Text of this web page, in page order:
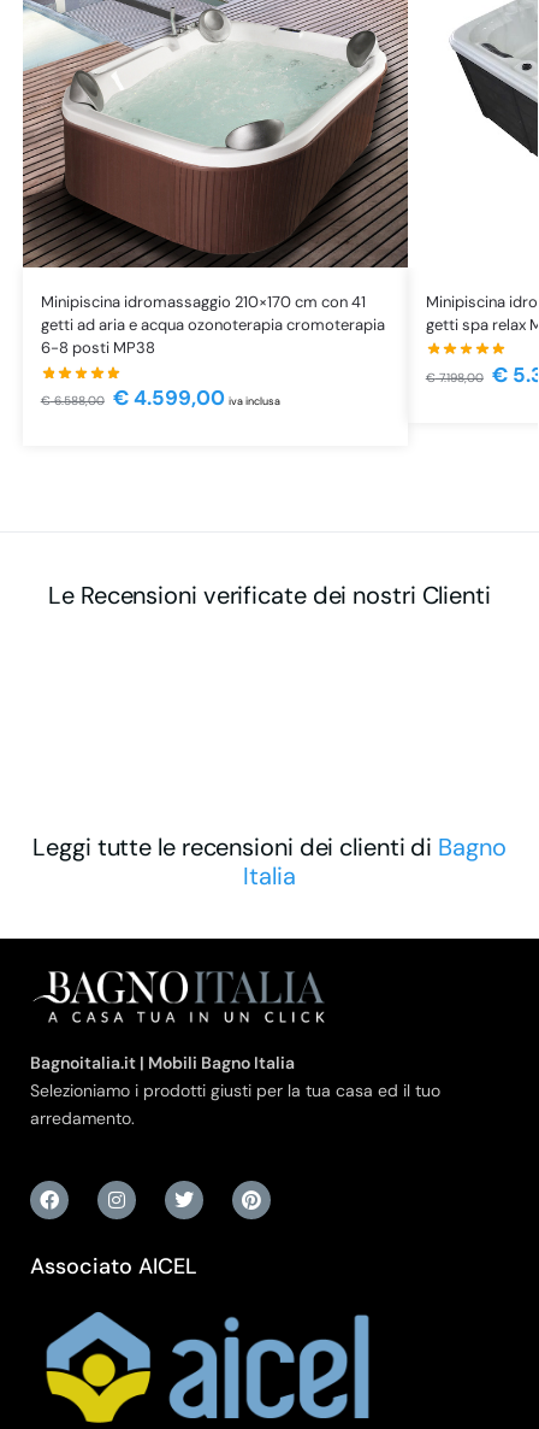
Minipiscina idromassaggio 210×170 cm con 41
getti ad aria e acqua ozonoterapia cromoterapia
6-8 posti MP38
€6.588,00 €4.599,00 iva inclusa
Minipiscina
getti spa relax
€7.198,00 €
Le Recensioni verificate dei nostri Clienti
Leggi tutte le recensioni dei clienti di Bagno
Italia
Bagnoitalia.it | Mobili Bagno Italia
Selezioniamo i prodotti giusti per la tua casa ed il tuo
arredamento.
Associato AICEL